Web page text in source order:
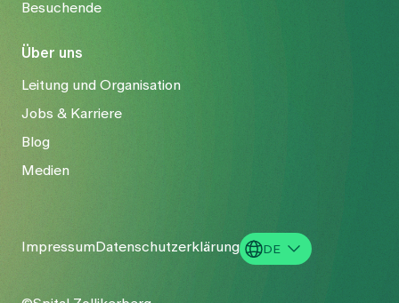
Besuchende
Über uns
Leitung und Organisation
Jobs & Karriere
Blog
Medien
ImpressumDatenschutzerklärung
DE